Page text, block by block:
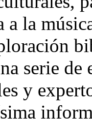
a la
serie
y